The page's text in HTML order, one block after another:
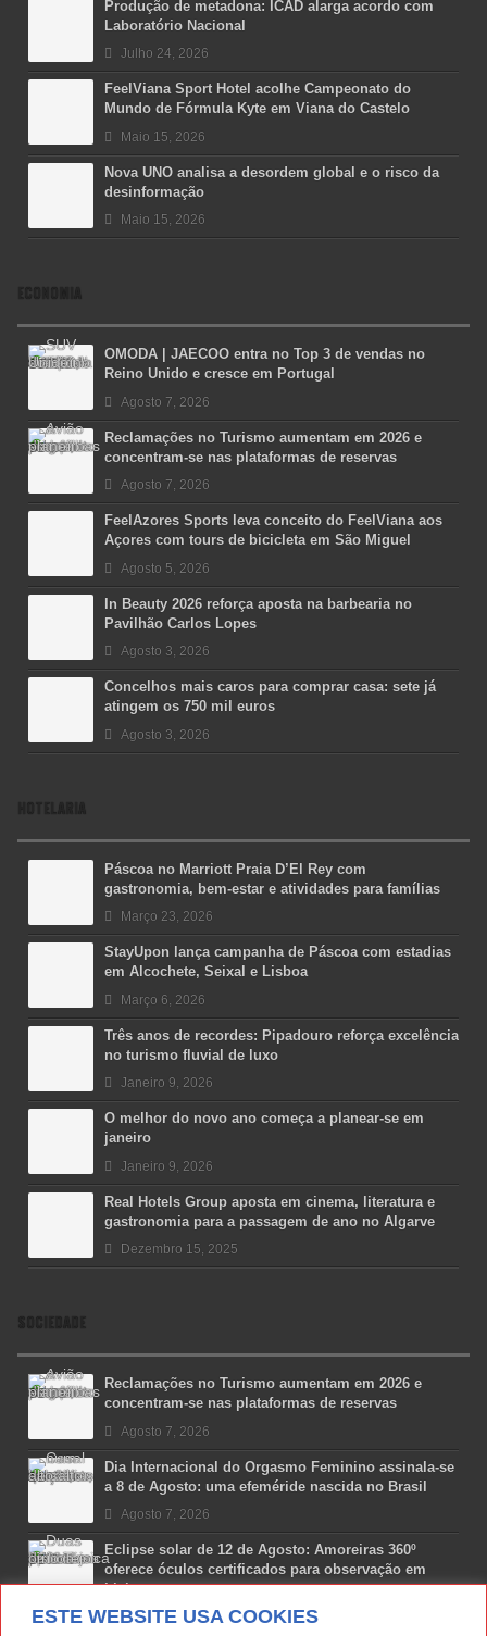
ESTE WEBSITE USA COOKIES
Produção de metadona: ICAD alarga acordo com
Laboratório Nacional
Julho 24, 2026
FeelViana Sport Hotel acolhe Campeonato do
Mundo de Fórmula Kyte em Viana do Castelo
Maio 15, 2026
Nova UNO analisa a desordem global e o risco da
desinformação
Maio 15, 2026
ECONOMIA
OMODA | JAECOO entra no Top 3 de vendas no
Reino Unido e cresce em Portugal
Agosto 7, 2026
Reclamações no Turismo aumentam em 2026 e
concentram-se nas plataformas de reservas
Agosto 7, 2026
FeelAzores Sports leva conceito do FeelViana aos
Açores com tours de bicicleta em São Miguel
Agosto 5, 2026
In Beauty 2026 reforça aposta na barbearia no
Pavilhão Carlos Lopes
Agosto 3, 2026
Concelhos mais caros para comprar casa: sete já
atingem os 750 mil euros
Agosto 3, 2026
HOTELARIA
Páscoa no Marriott Praia D’El Rey com
gastronomia, bem-estar e atividades para famílias
Março 23, 2026
StayUpon lança campanha de Páscoa com estadias
em Alcochete, Seixal e Lisboa
Março 6, 2026
Três anos de recordes: Pipadouro reforça excelência
no turismo fluvial de luxo
Janeiro 9, 2026
O melhor do novo ano começa a planear-se em
janeiro
Janeiro 9, 2026
Real Hotels Group aposta em cinema, literatura e
gastronomia para a passagem de ano no Algarve
Dezembro 15, 2025
SOCIEDADE
Reclamações no Turismo aumentam em 2026 e
concentram-se nas plataformas de reservas
Agosto 7, 2026
Dia Internacional do Orgasmo Feminino assinala-se
a 8 de Agosto: uma efeméride nascida no Brasil
Agosto 7, 2026
Eclipse solar de 12 de Agosto: Amoreiras 360º
oferece óculos certificados para observação em
Lisboa
Agosto 7, 2026